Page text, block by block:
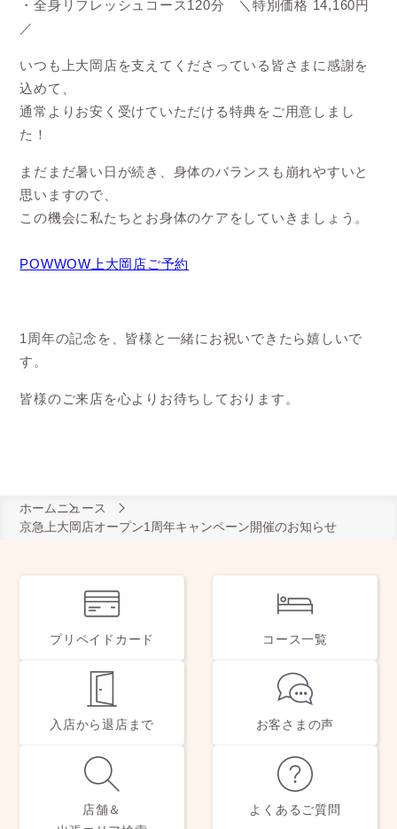
・全身リフレッシュコース120分 ＼特別価格 14,160円
／
いつも上大岡店を支えてくださっている皆さまに感謝を
込めて、
通常よりお安く受けていただける特典をご用意しまし
た！
まだまだ暑い日が続き、身体のバランスも崩れやすいと
思いますので、
この機会に私たちとお身体のケアをしていきましょう。
POWWOW上大岡店ご予約
1周年の記念を、皆様と一緒にお祝いできたら嬉しいで
す。
皆様のご来店を心よりお待ちしております。
ホーム ニュース
京急上大岡店オープン1周年キャンペーン開催のお知らせ
プリペイドカード コース一覧
入店から退店まで お客さまの声
店舗＆
よくあるご質問